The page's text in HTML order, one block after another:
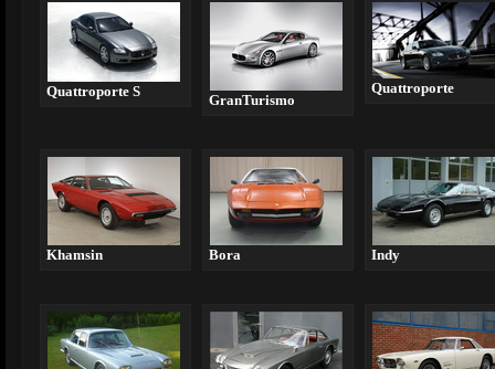
Quattroporte S
GranTurismo
Quattroporte
Khamsin Bora Indy